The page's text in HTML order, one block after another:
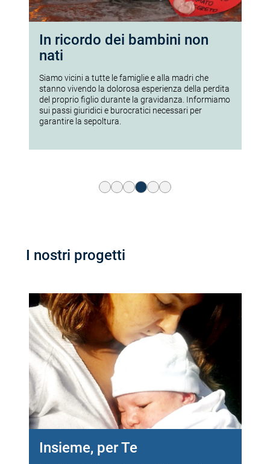
In ricordo dei bambini non
nati
Siamo vicini a tutte le famiglie e alla madri che
stanno vivendo la dolorosa esperienza della perdita
del proprio figlio durante la gravidanza. Informiamo
sui passi giuridici e burocratici necessari per
garantire la sepoltura.
I nostri progetti
Insieme, per Te